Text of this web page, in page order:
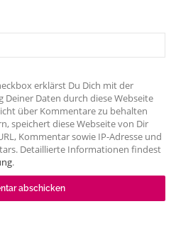
erklärst Du Dich mit der
Daten durch diese Webseite
über Kommentare zu behalten
speichert diese Webseite von Dir
Kommentar sowie IP-Adresse und
Detaillierte Informationen findest
.